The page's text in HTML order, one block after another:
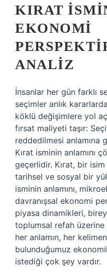
KIRAT
EKONOMI
ANALIZ
İnsanlar her gün farklı
seçimler anlık
köklü değişimlere yol
fırsat maliyeti taşır:
reddedilmesi anlamına
Kırat isminin anlamını
geçerlidir. Kırat, bir
tarihsel ve sosyal bir
isminin anlamını,
davranışsal ekonomi
piyasa dinamikleri,
toplumsal refah üzerine
her anlamın, her
bulunduğumuz
istediği çok şey vardır.